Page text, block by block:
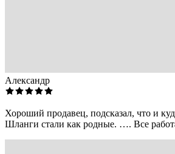
Александр
Хороший продавец, подсказал, что и
Шланги стали как родные. …. Все